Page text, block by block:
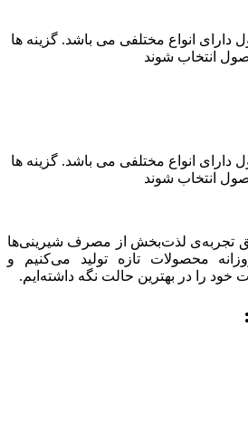
دارای انواع مختلفی می باشد. گزینه ها
انتخاب شوند
دارای انواع مختلفی می باشد. گزینه ها
انتخاب شوند
تجربه‌ی لذت‌بخش از مصرف شیرینی‌ها
محصولات تازه تولید می‌کنیم و
را در بهترین حالت نگه داشته‌ایم.